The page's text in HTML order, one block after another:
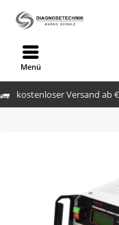
kostenloser Versand ab
Menü